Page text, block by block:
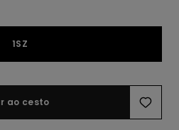
1SZ
ao cesto